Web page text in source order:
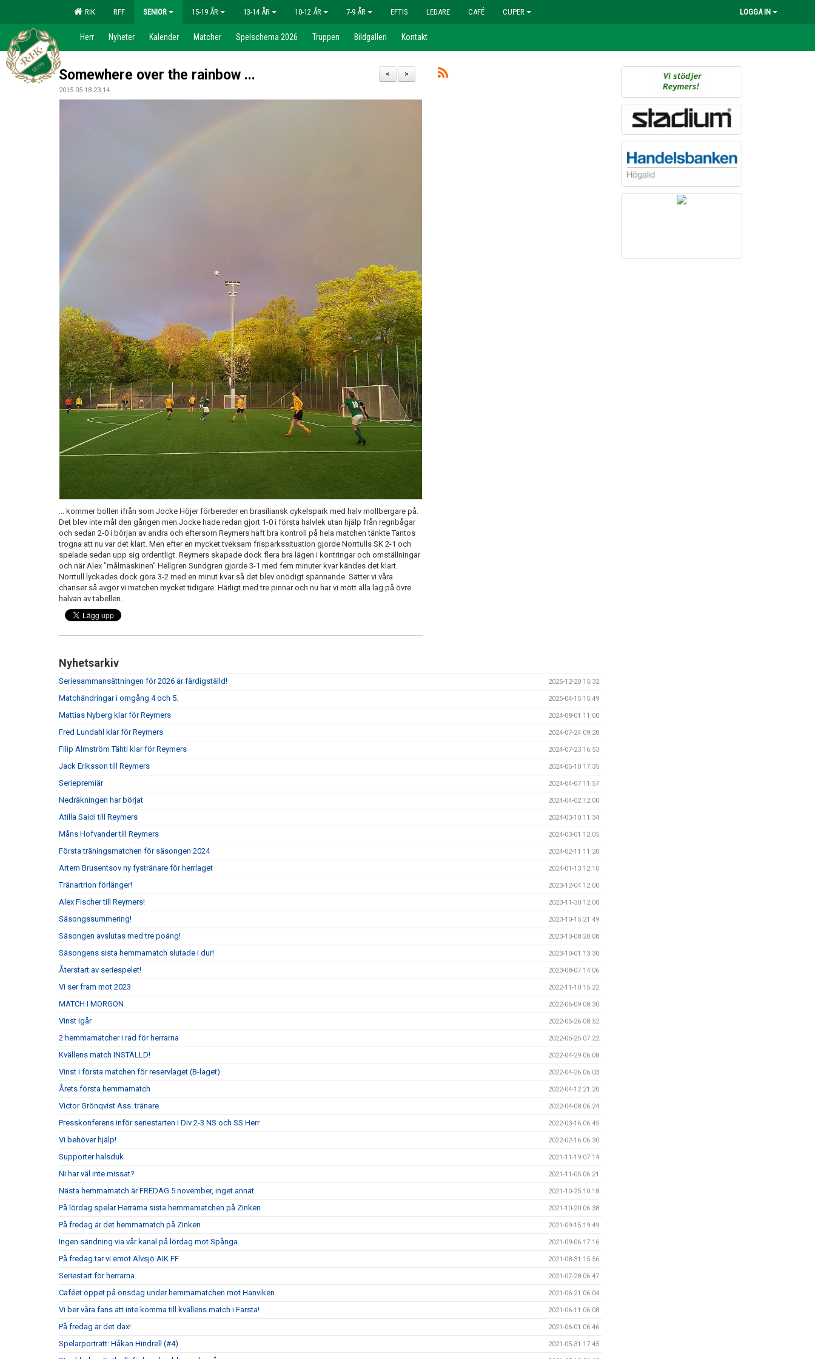
RIK RFF SENIOR 15-19 ÅR 13-14 ÅR 10-12 ÅR 7-9 ÅR EFTIS LEDARE CAFÉ CUPER LOGGA IN
Herr Nyheter Kalender Matcher Spelschema 2026 Truppen Bildgalleri Kontakt
>
<
Somewhere over the rainbow ...
2015-05-18 23:14
... kommer bollen ifrån som Jocke Höjer förbereder en brasiliansk cykelspark med halv mollbergare på.
Det blev inte mål den gången men Jocke hade redan gjort 1-0 i första halvlek utan hjälp från regnbågar
och sedan 2-0 i början av andra och eftersom Reymers haft bra kontroll på hela matchen tänkte Tantos
trogna att nu var det klart. Men efter en mycket tveksam frisparkssituation gjorde Norrtulls SK 2-1 och
spelade sedan upp sig ordentligt. Reymers skapade dock flera bra lägen i kontringar och omställningar
och när Alex "målmaskinen" Hellgren Sundgren gjorde 3-1 med fem minuter kvar kändes det klart.
Norrtull lyckades dock göra 3-2 med en minut kvar så det blev onödigt spännande. Sätter vi våra
chanser så avgör vi matchen mycket tidigare. Härligt med tre pinnar och nu har vi mött alla lag på övre
halvan av tabellen.
Nyhetsarkiv
Seriesammansättningen för 2026 är färdigställd! 2025-12-20 15:32
Matchändringar i omgång 4 och 5. 2025-04-15 15:49
Mattias Nyberg klar för Reymers 2024-08-01 11:00
Fred Lundahl klar för Reymers 2024-07-24 09:20
Filip Almström Tähti klar för Reymers 2024-07-23 16:53
Jack Eriksson till Reymers 2024-05-10 17:35
Seriepremiär 2024-04-07 11:57
Nedräkningen har börjat 2024-04-02 12:00
Atilla Saidi till Reymers 2024-03-10 11:34
Måns Hofvander till Reymers 2024-03-01 12:05
Första träningsmatchen för säsongen 2024 2024-02-11 11:20
Artem Brusentsov ny fystränare för herrlaget 2024-01-13 12:10
Tränartrion förlänger! 2023-12-04 12:00
Alex Fischer till Reymers! 2023-11-30 12:00
Säsongssummering! 2023-10-15 21:49
Säsongen avslutas med tre poäng! 2023-10-08 20:08
Säsongens sista hemmamatch slutade i dur! 2023-10-01 13:30
Återstart av seriespelet! 2023-08-07 14:06
Vi ser fram mot 2023 2022-11-10 15:22
MATCH I MORGON 2022-06-09 08:30
Vinst igår 2022-05-26 08:52
2 hemmamatcher i rad för herrarna 2022-05-25 07:22
Kvällens match INSTÄLLD! 2022-04-29 06:08
Vinst i första matchen för reservlaget (B-laget). 2022-04-26 06:03
Årets första hemmamatch 2022-04-12 21:20
Victor Grönqvist Ass. tränare 2022-04-08 06:24
Presskonferens inför seriestarten i Div 2-3 NS och SS Herr 2022-03-16 06:45
Vi behöver hjälp! 2022-02-16 06:30
Supporter halsduk 2021-11-19 07:14
Ni har väl inte missat? 2021-11-05 06:21
Nästa hemmamatch är FREDAG 5 november, inget annat. 2021-10-25 10:18
På lördag spelar Herrarna sista hemmamatchen på Zinken 2021-10-20 06:38
På fredag är det hemmamatch på Zinken 2021-09-15 19:49
Ingen sändning via vår kanal på lördag mot Spånga. 2021-09-06 17:16
På fredag tar vi emot Älvsjö AIK FF 2021-08-31 15:56
Seriestart för herrarna 2021-07-28 06:47
Caféet öppet på onsdag under hemmamatchen mot Hanviken 2021-06-21 06:04
Vi ber våra fans att inte komma till kvällens match i Farsta! 2021-06-11 06:08
På fredag är det dax! 2021-06-01 06:46
Spelarporträtt: Håkan Hindrell (#4) 2021-05-31 17:45